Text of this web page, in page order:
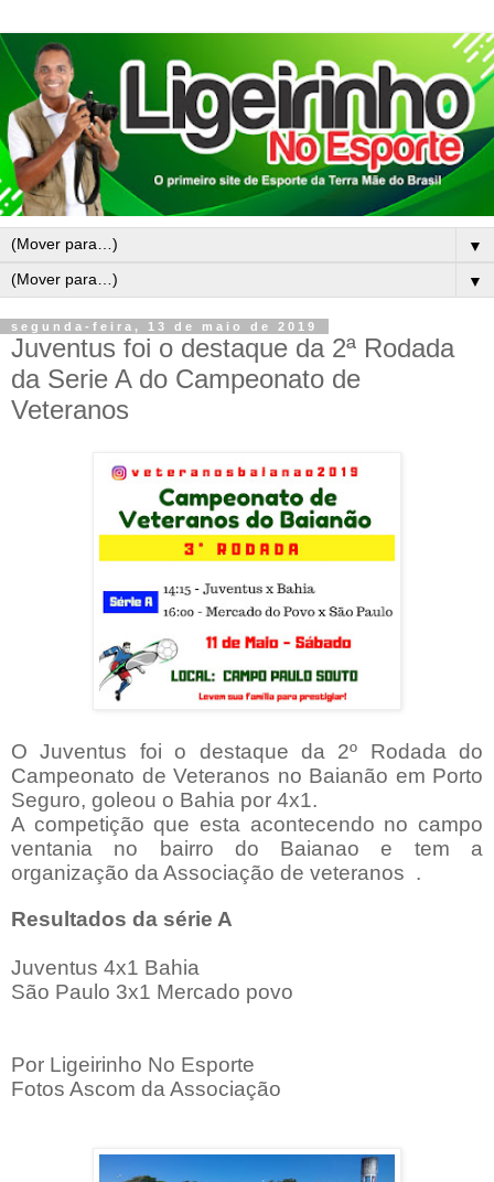
▼
▼
segunda-feira, 13 de maio de 2019
Juventus foi o destaque da 2ª Rodada
da Serie A do Campeonato de
Veteranos
O Juventus foi o destaque da 2º Rodada do
Campeonato de Veteranos no Baianão em Porto
Seguro, goleou o Bahia por 4x1.
A competição que esta acontecendo no campo
ventania no bairro do Baianao e tem a
organização da Associação de veteranos .
Resultados da série A
Juventus 4x1 Bahia
São Paulo 3x1 Mercado povo
Por Ligeirinho No Esporte
Fotos Ascom da Associação